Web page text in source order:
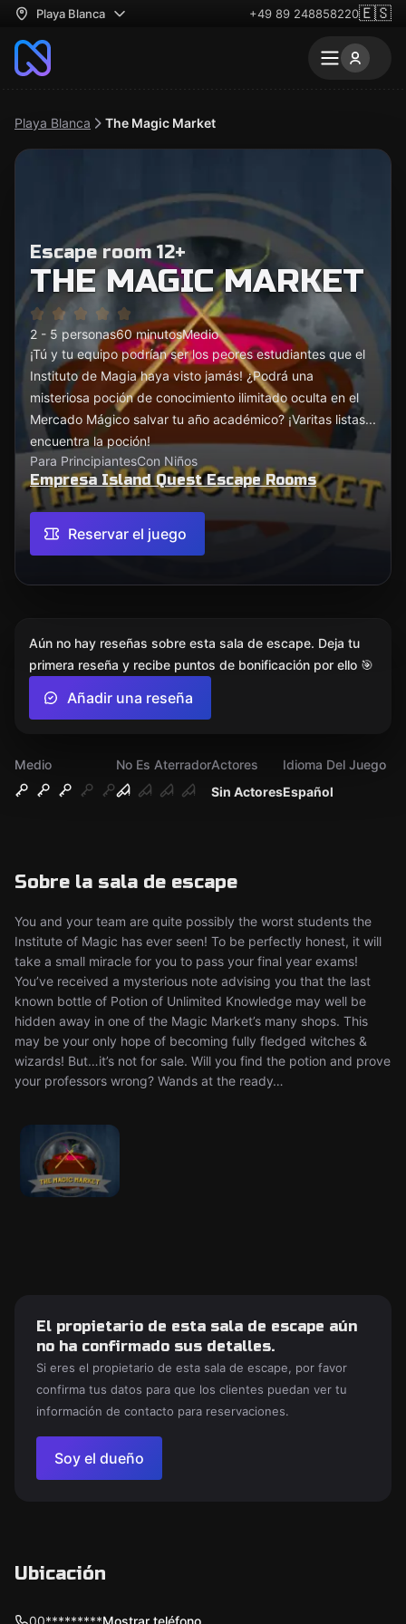
Playa Blanca +49 89 248858220🇪🇸
Playa Blanca The Magic Market
Escape room 12+
THE MAGIC MARKET
2 - 5 personas60 minutosMedio
¡Tú y tu equipo podrían ser los peores estudiantes que el
Instituto de Magia haya visto jamás! ¿Podrá una
misteriosa poción de conocimiento ilimitado oculta en el
Mercado Mágico salvar tu año académico? ¡Varitas listas...
encuentra la poción!
Para PrincipiantesCon Niños
Empresa Island Quest Escape Rooms
Reservar el juego
Medio
No Es Aterrador
Sin Actores
Actores
Español
Idioma Del Juego
Sobre la sala de escape
You and your team are quite possibly the worst students the
Institute of Magic has ever seen! To be perfectly honest, it will
take a small miracle for you to pass your final year exams!
You’ve received a mysterious note advising you that the last
known bottle of Potion of Unlimited Knowledge may well be
hidden away in one of the Magic Market’s many shops. This
may be your only hope of becoming fully fledged witches &
wizards! But…it’s not for sale. Will you find the potion and prove
your professors wrong? Wands at the ready…
Aún no hay reseñas sobre esta sala de escape. Deja tu
primera reseña y recibe puntos de bonificación por ello 🎯
Añadir una reseña
El propietario de esta sala de escape aún
no ha confirmado sus detalles.
Si eres el propietario de esta sala de escape, por favor
confirma tus datos para que los clientes puedan ver tu
información de contacto para reservaciones.
Soy el dueño
Ubicación
00*********Mostrar teléfono